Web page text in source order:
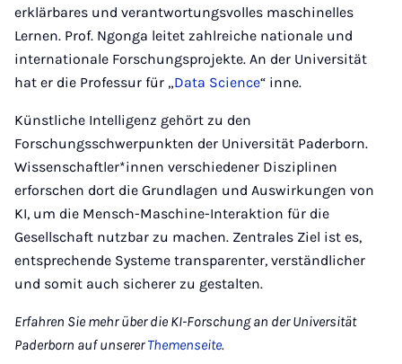
erklärbares und verantwortungsvolles maschinelles
Lernen. Prof. Ngonga leitet zahlreiche nationale und
internationale Forschungsprojekte. An der Universität
hat er die Professur für „Data Science“ inne.
Künstliche Intelligenz gehört zu den
Forschungsschwerpunkten der Universität Paderborn.
Wissenschaftler*innen verschiedener Disziplinen
erforschen dort die Grundlagen und Auswirkungen von
KI, um die Mensch-Maschine-Interaktion für die
Gesellschaft nutzbar zu machen. Zentrales Ziel ist es,
entsprechende Systeme transparenter, verständlicher
und somit auch sicherer zu gestalten.
Erfahren Sie mehr über die KI-Forschung an der Universität
Paderborn auf unsererThemenseite.